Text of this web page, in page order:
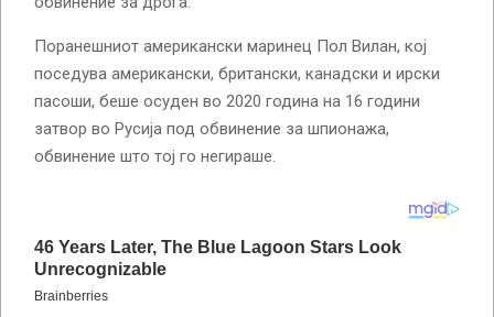
Поранешниот американски маринец Пол Вилан, кој
поседува американски, британски, канадски и ирски
пасоши, беше осуден во 2020 година на 16 години
затвор во Русија под обвинение за шпионажа,
обвинение што тој го негираше.